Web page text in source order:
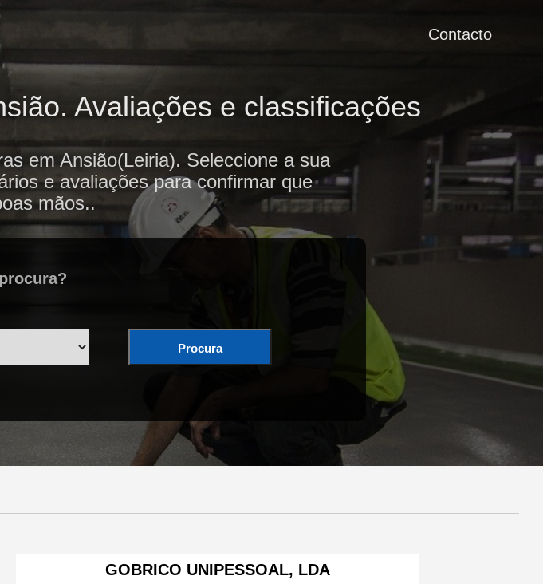
Contacto
Avaliações e classificações
em Ansião(Leiria). Seleccione a sua
e avaliações para confirmar que
mãos..
Procura
GOBRICO UNIPESSOAL, LDA